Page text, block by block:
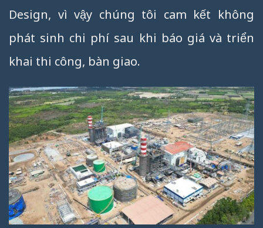
Design, vì vậy chúng tôi cam kết không
phát sinh chi phí sau khi báo giá và triển
khai thi công, bàn giao.